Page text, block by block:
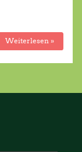
Weiterlesen »